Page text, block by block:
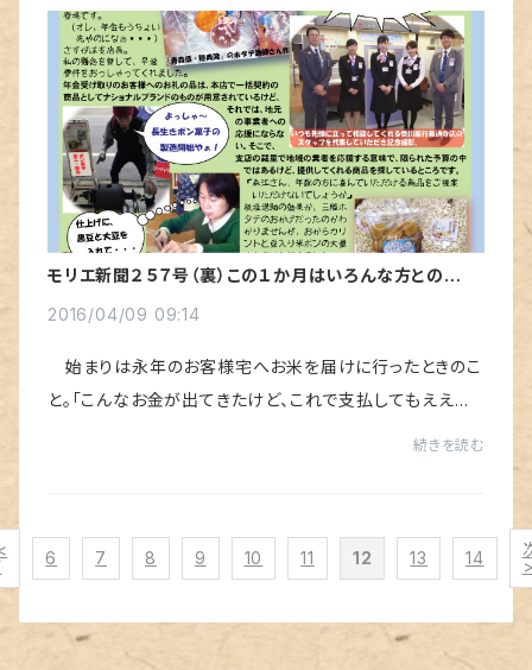
モリエ新聞２５７号（裏）この１か月はいろんな方とのご縁
2016/04/09 09:14
始まりは永年のお客様宅へお米を届けに行ったときのこ
と。「こんなお金が出てきたけど、これで支払してもええか
続きを読む
6 7 8 9 10 11 12 13 14